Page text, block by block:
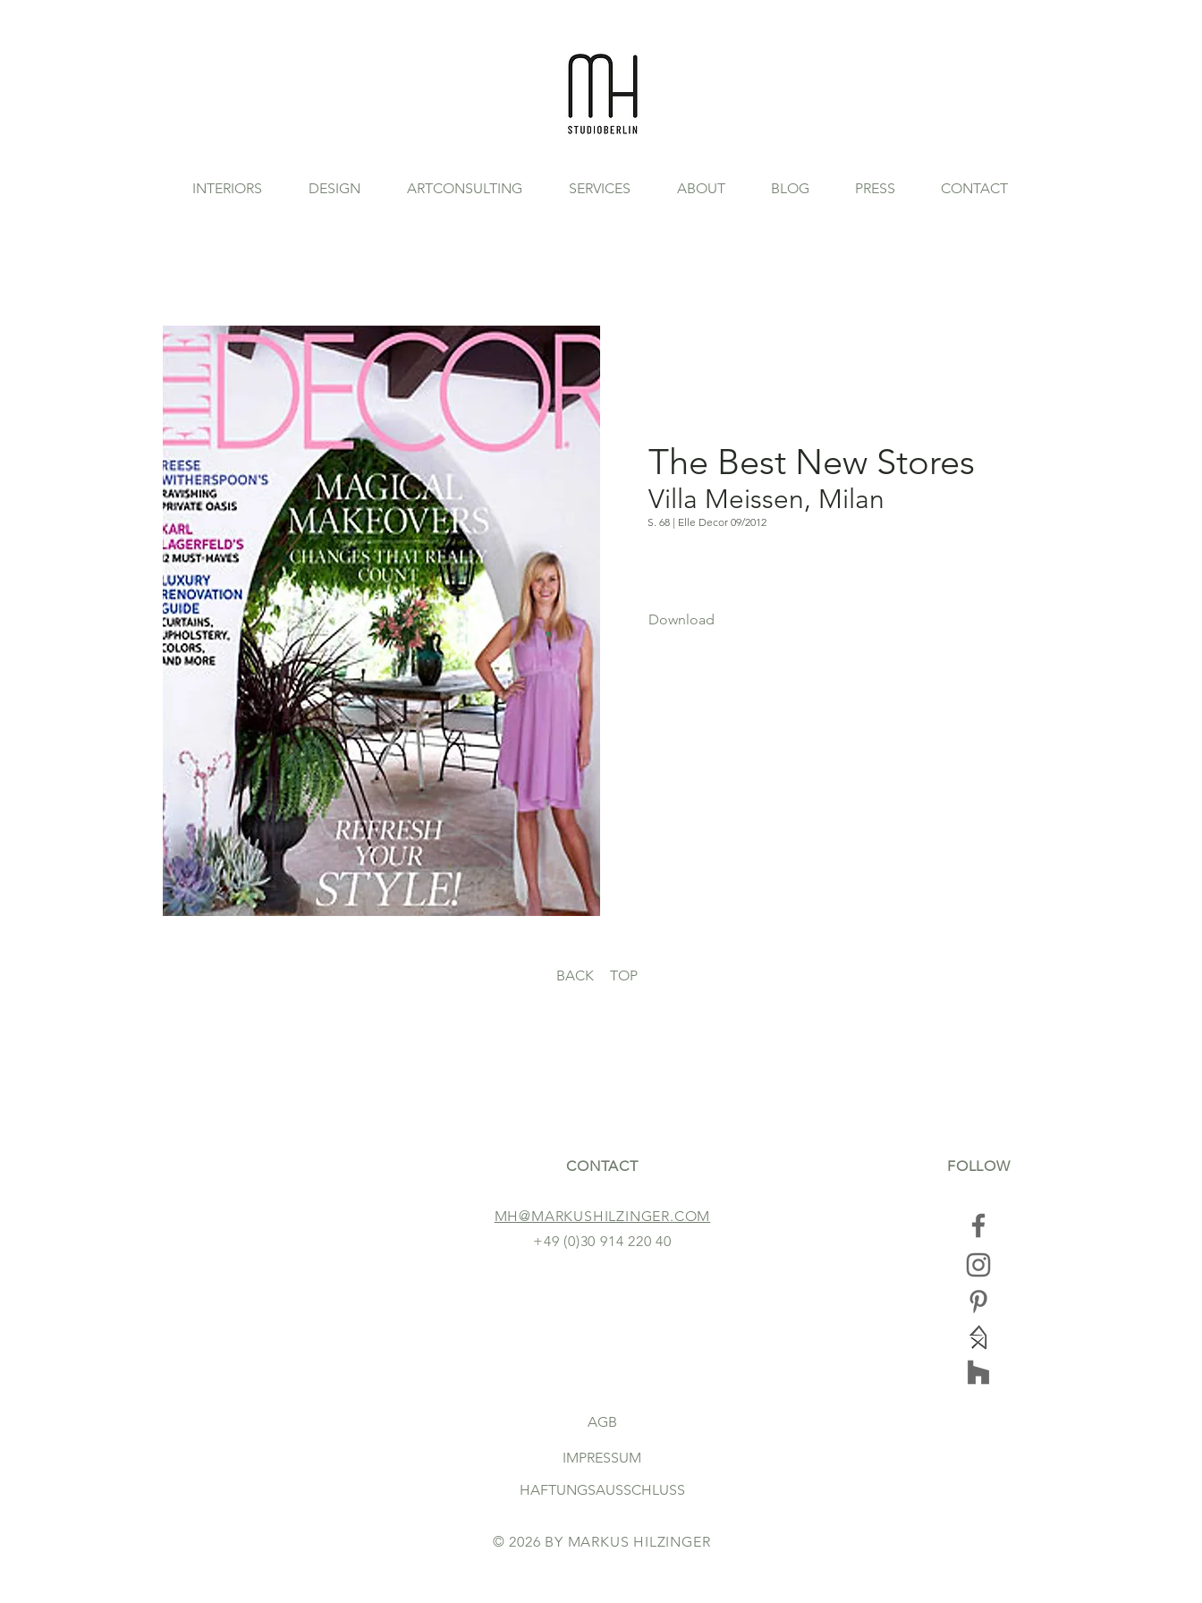
INTERIORS DESIGN ARTCONSULTING SERVICES ABOUT BLOG PRESS CONTACT
The Best New Stores
Villa Meissen, Milan
S. 68 | Elle Decor 09/2012
Download
BACK TOP
CONTACT
MH@MARKUSHILZINGER.COM
+49 (0)30 914 220 40
FOLLOW
AGB
IMPRESSUM
HAFTUNGSAUSSCHLUSS
DATENSCHUTZERKLÄRUNG
© 2026 BY MARKUS HILZINGER